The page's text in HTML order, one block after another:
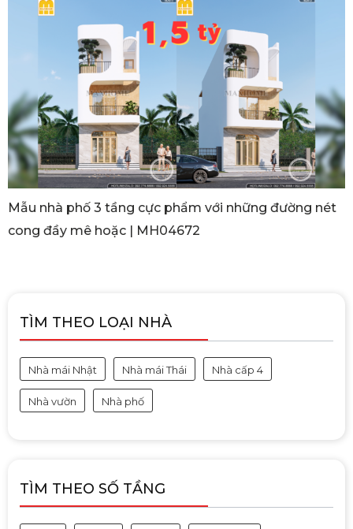
Mẫu nhà phố 3 tầng cực phẩm với những đường nét
cong đầy mê hoặc | MH04672
TÌM THEO LOẠI NHÀ
Nhà mái Nhật Nhà mái Thái Nhà cấp 4
Nhà vườn Nhà phố
TÌM THEO SỐ TẦNG